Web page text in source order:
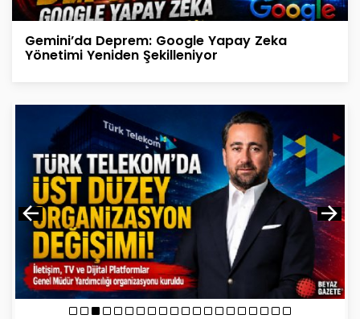
Gemini’da Deprem: Google Yapay Zeka
Yönetimi Yeniden Şekilleniyor